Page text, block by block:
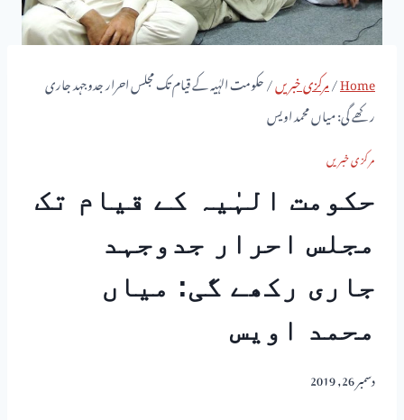
Home
/مرکزی خبریں/حکومت الہٰیہ کے قیام تک مجلس احرار جدوجہد جاری
رکھے گی: میاں محمد اویس
مرکزی خبریں
حکومت الہٰیہ کے قیام تک
مجلس احرار جدوجہد
جاری رکھے گی: میاں
محمد اویس
دسمبر 26, 2019